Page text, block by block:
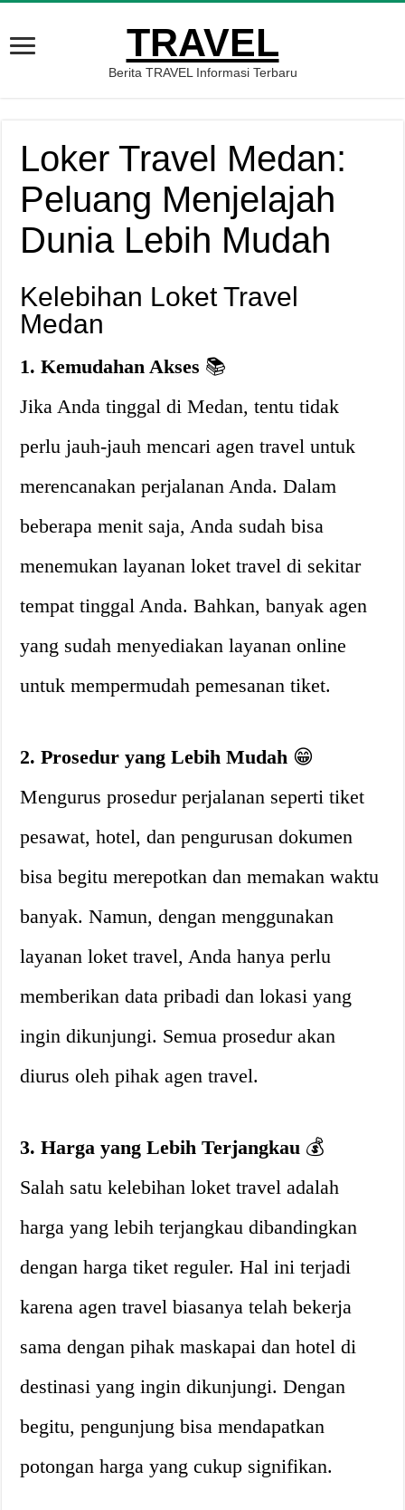
TRAVEL
Berita TRAVEL Informasi Terbaru
Loker Travel Medan:
Peluang Menjelajah
Dunia Lebih Mudah
Kelebihan Loket Travel
Medan
1. Kemudahan Akses 📚
Jika Anda tinggal di Medan, tentu tidak
perlu jauh-jauh mencari agen travel untuk
merencanakan perjalanan Anda. Dalam
beberapa menit saja, Anda sudah bisa
menemukan layanan loket travel di sekitar
tempat tinggal Anda. Bahkan, banyak agen
yang sudah menyediakan layanan online
untuk mempermudah pemesanan tiket.
2. Prosedur yang Lebih Mudah 😁
Mengurus prosedur perjalanan seperti tiket
pesawat, hotel, dan pengurusan dokumen
bisa begitu merepotkan dan memakan waktu
banyak. Namun, dengan menggunakan
layanan loket travel, Anda hanya perlu
memberikan data pribadi dan lokasi yang
ingin dikunjungi. Semua prosedur akan
diurus oleh pihak agen travel.
3. Harga yang Lebih Terjangkau 💰
Salah satu kelebihan loket travel adalah
harga yang lebih terjangkau dibandingkan
dengan harga tiket reguler. Hal ini terjadi
karena agen travel biasanya telah bekerja
sama dengan pihak maskapai dan hotel di
destinasi yang ingin dikunjungi. Dengan
begitu, pengunjung bisa mendapatkan
potongan harga yang cukup signifikan.